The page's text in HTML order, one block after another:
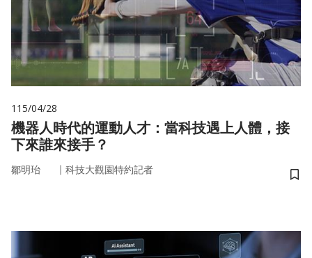
115/04/28
機器人時代的運動人才：當科技遇上人體，接
下來誰來接手？
鄒明珆 ｜ 科技大觀園特約記者
儲